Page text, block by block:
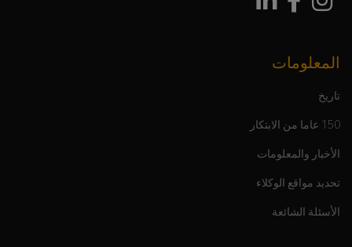
المعلومات
تاريخ
150 عاما من الابتكار
الأخبار والمعلومات
تحديد مواقع الوكلاء
الأسئلة الشائعة